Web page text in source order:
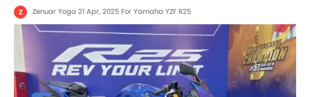
Z Zenuar Yoga 21 Apr, 2025 For Yamaha YZF R25